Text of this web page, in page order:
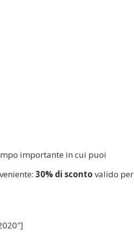
importante in cui puoi
30% di sconto valido per